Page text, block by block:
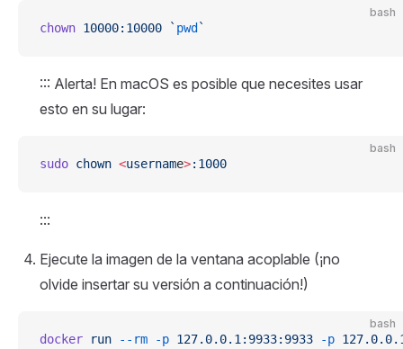
bash
chown 10000:10000 ` pwd `
::: Alerta! En macOS es posible que necesites usar
esto en su lugar:
bash
sudo chown <username>:1000
:::
Ejecute la imagen de la ventana acoplable (¡no
olvide insertar su versión a continuación!)
bash
docker run --rm -p 127.0.0.1:9933:9933 -p